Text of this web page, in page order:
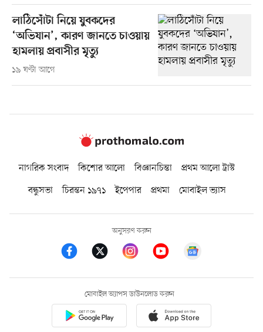
লাঠিসোঁটা নিয়ে যুবকদের
‘অভিযান’, কারণ জানতে চাওয়ায়
হামলায় প্রবাসীর মৃত্যু
১৯ ঘণ্টা আগে
নাগরিক সংবাদ কিশোর আলো বিজ্ঞানচিন্তা
প্রথম আলো ট্রাস্ট
বন্ধুসভা
চিরন্তন ১৯৭১ ইপেপার প্রথমা মোবাইল ভ্যাস
অনুসরণ করুন
মোবাইল অ্যাপস ডাউনলোড করুন